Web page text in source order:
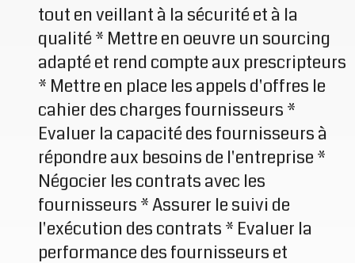
tout en veillant à la sécurité et à la
qualité * Mettre en oeuvre un sourcing
adapté et rend compte aux prescripteurs
* Mettre en place les appels d'offres le
cahier des charges fournisseurs *
Evaluer la capacité des fournisseurs à
répondre aux besoins de l'entreprise *
Négocier les contrats avec les
fournisseurs * Assurer le suivi de
l'exécution des contrats * Evaluer la
performance des fournisseurs et